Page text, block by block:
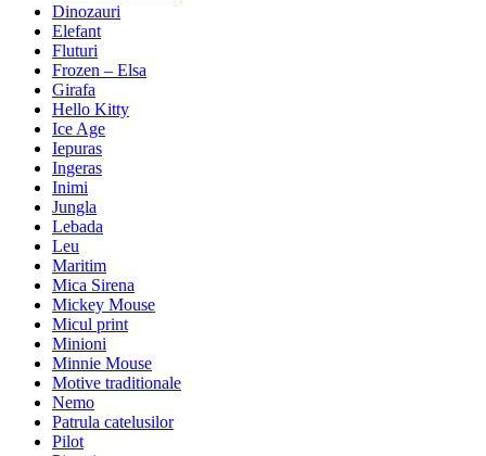
Dinozauri
Elefant
Fluturi
Frozen – Elsa
Girafa
Hello Kitty
Ice Age
Iepuras
Ingeras
Inimi
Jungla
Lebada
Leu
Maritim
Mica Sirena
Mickey Mouse
Micul print
Minioni
Minnie Mouse
Motive traditionale
Nemo
Patrula catelusilor
Pilot